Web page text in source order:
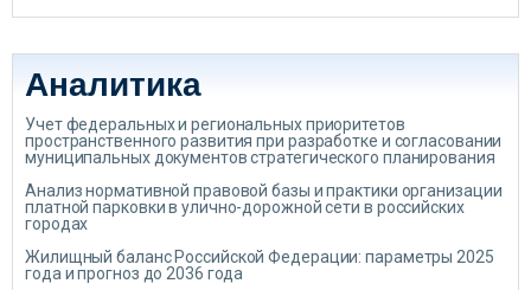
Аналитика
Учет федеральных и региональных приоритетов
пространственного развития при разработке и согласовании
муниципальных документов стратегического планирования
Анализ нормативной правовой базы и практики организации
платной парковки в улично-дорожной сети в российских
городах
Жилищный баланс Российской Федерации: параметры 2025
года и прогноз до 2036 года